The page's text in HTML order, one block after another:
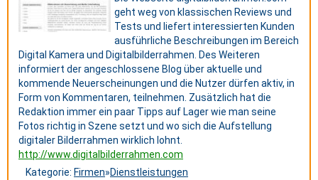
geht weg von klassischen Reviews und
Tests und liefert interessierten Kunden
ausführliche Beschreibungen im Bereich
Digital Kamera und Digitalbilderrahmen. Des Weiteren
informiert der angeschlossene Blog über aktuelle und
kommende Neuerscheinungen und die Nutzer dürfen aktiv, in
Form von Kommentaren, teilnehmen. Zusätzlich hat die
Redaktion immer ein paar Tipps auf Lager wie man seine
Fotos richtig in Szene setzt und wo sich die Aufstellung
digitaler Bilderrahmen wirklich lohnt.
http://www.digitalbilderrahmen.com
Kategorie: Firmen»Dienstleistungen